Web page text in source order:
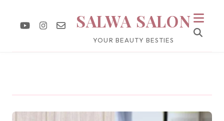
SALWA SALON
YOUR BEAUTY BESTIES